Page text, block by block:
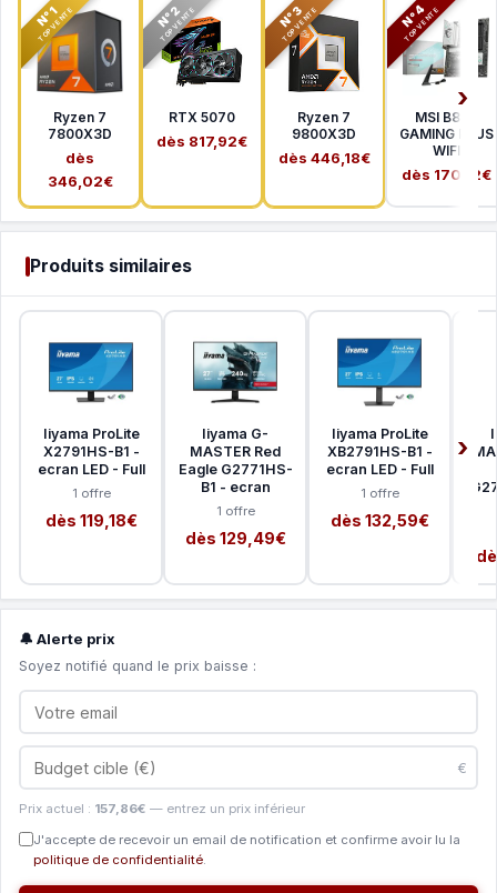
N°1
TOP VENTE
Ryzen 7
7800X3D
dès
346,02€
N°2
TOP VENTE
RTX 5070
dès 817,92€
N°3
TOP VENTE
Ryzen 7
9800X3D
dès 446,18€
N°4
TOP VENTE
MSI B850
GAMING PLUS
WIFI
dès 170,12€
Produits similaires
Iiyama ProLite
X2791HS-B1 -
ecran LED - Full
1 offre
dès 119,18€
Iiyama G-
MASTER Red
Eagle G2771HS-
B1 - ecran
1 offre
dès 129,49€
Iiyama ProLite
XB2791HS-B1 -
ecran LED - Full
1 offre
dès 132,59€
🔔 Alerte prix
Soyez notifié quand le prix baisse :
€
Prix actuel : 157,86€ — entrez un prix inférieur
J'accepte de recevoir un email de notification et confirme avoir lu la
politique de confidentialité.